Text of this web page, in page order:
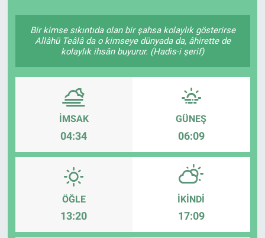
Bir kimse sıkıntıda olan bir şahsa kolaylık gösterirse
Allâhü Teâlâ da o kimseye dünyada da, âhirette de
kolaylık ihsân buyurur. (Hadis-i şerif)
İMSAK
04:34
GÜNEŞ
06:09
ÖĞLE
13:20
İKINDI
17:09
SAĞLIK
EĞİTİM
ÖZEL HABER
Keşfet
ASTROLOJİ
MANŞET